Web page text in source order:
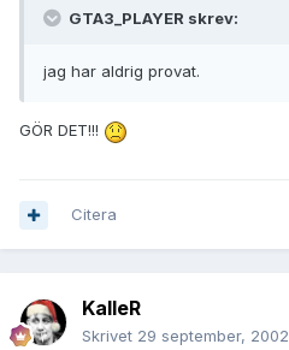
GTA3_PLAYER skrev:
jag har aldrig provat.
GÖR DET!!!
Citera
KalleR
Skrivet 29 september, 2002